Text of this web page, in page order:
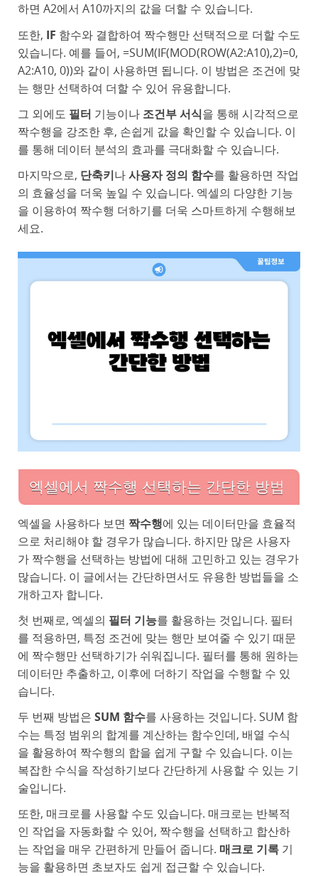
하면 A2에서 A10까지의 값을 더할 수 있습니다.
또한, IF 함수와 결합하여 짝수행만 선택적으로 더할 수도
있습니다. 예를 들어, =SUM(IF(MOD(ROW(A2:A10),2)=0,
A2:A10, 0))와 같이 사용하면 됩니다. 이 방법은 조건에 맞
는 행만 선택하여 더할 수 있어 유용합니다.
그 외에도 필터 기능이나 조건부 서식을 통해 시각적으로
짝수행을 강조한 후, 손쉽게 값을 확인할 수 있습니다. 이
를 통해 데이터 분석의 효과를 극대화할 수 있습니다.
마지막으로, 단축키나사용자 정의 함수를 활용하면 작업
의 효율성을 더욱 높일 수 있습니다. 엑셀의 다양한 기능
을 이용하여 짝수행 더하기를 더욱 스마트하게 수행해보
세요.
엑셀에서 짝수행 선택하는 간단한 방법
엑셀을 사용하다 보면 짝수행에 있는 데이터만을 효율적
으로 처리해야 할 경우가 많습니다. 하지만 많은 사용자
가 짝수행을 선택하는 방법에 대해 고민하고 있는 경우가
많습니다. 이 글에서는 간단하면서도 유용한 방법들을 소
개하고자 합니다.
첫 번째로, 엑셀의 필터 기능를 활용하는 것입니다. 필터
를 적용하면, 특정 조건에 맞는 행만 보여줄 수 있기 때문
에 짝수행만 선택하기가 쉬워집니다. 필터를 통해 원하는
데이터만 추출하고, 이후에 더하기 작업을 수행할 수 있
습니다.
두 번째 방법은 SUM 함수를 사용하는 것입니다. SUM 함
수는 특정 범위의 합계를 계산하는 함수인데, 배열 수식
을 활용하여 짝수행의 합을 쉽게 구할 수 있습니다. 이는
복잡한 수식을 작성하기보다 간단하게 사용할 수 있는 기
술입니다.
또한, 매크로를 사용할 수도 있습니다. 매크로는 반복적
인 작업을 자동화할 수 있어, 짝수행을 선택하고 합산하
는 작업을 매우 간편하게 만들어 줍니다. 매크로 기록 기
능을 활용하면 초보자도 쉽게 접근할 수 있습니다.